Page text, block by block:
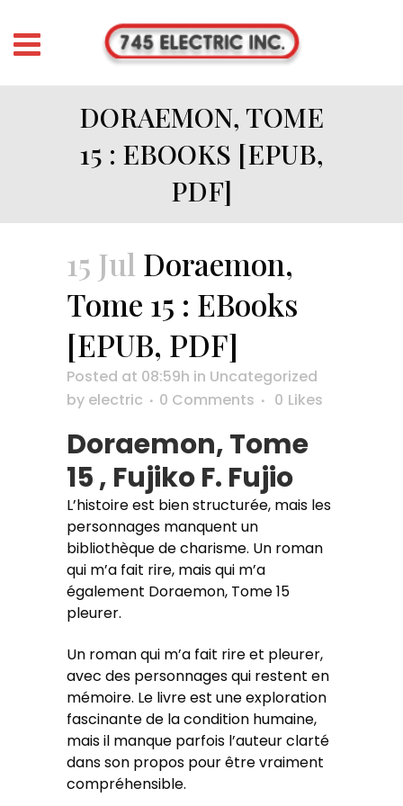
DORAEMON, TOME
15 : EBOOKS [EPUB,
PDF]
15 Jul Doraemon,
Tome 15 : EBooks
[EPUB, PDF]
Posted at 08:59h in Uncategorized
by electric 0 Comments 0 Likes
Doraemon, Tome
15 , Fujiko F. Fujio
L’histoire est bien structurée, mais les
personnages manquent un
bibliothèque de charisme. Un roman
qui m’a fait rire, mais qui m’a
également Doraemon, Tome 15
pleurer.
Un roman qui m’a fait rire et pleurer,
avec des personnages qui restent en
mémoire. Le livre est une exploration
fascinante de la condition humaine,
mais il manque parfois l’auteur clarté
dans son propos pour être vraiment
compréhensible.